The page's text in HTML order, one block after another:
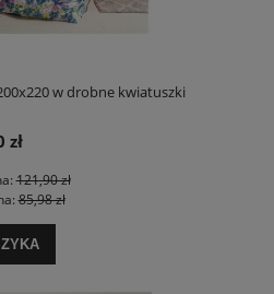
w drobne kwiatuszki
zł
121,90 zł
85,98 zł